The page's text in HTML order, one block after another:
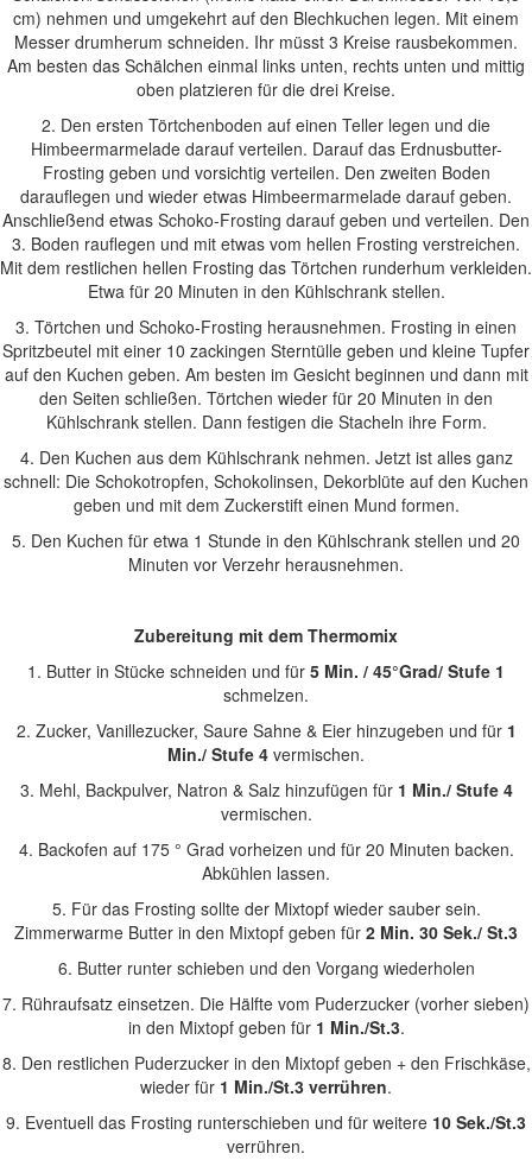
cm) nehmen und umgekehrt auf den Blechkuchen legen. Mit einem
Messer drumherum schneiden. Ihr müsst 3 Kreise rausbekommen.
Am besten das Schälchen einmal links unten, rechts unten und mittig
oben platzieren für die drei Kreise.
2. Den ersten Törtchenboden auf einen Teller legen und die
Himbeermarmelade darauf verteilen. Darauf das Erdnusbutter-
Frosting geben und vorsichtig verteilen. Den zweiten Boden
darauflegen und wieder etwas Himbeermarmelade darauf geben.
Anschließend etwas Schoko-Frosting darauf geben und verteilen. Den
3. Boden rauflegen und mit etwas vom hellen Frosting verstreichen.
Mit dem restlichen hellen Frosting das Törtchen runderhum verkleiden.
Etwa für 20 Minuten in den Kühlschrank stellen.
3. Törtchen und Schoko-Frosting herausnehmen. Frosting in einen
Spritzbeutel mit einer 10 zackingen Sterntülle geben und kleine Tupfer
auf den Kuchen geben. Am besten im Gesicht beginnen und dann mit
den Seiten schließen. Törtchen wieder für 20 Minuten in den
Kühlschrank stellen. Dann festigen die Stacheln ihre Form.
4. Den Kuchen aus dem Kühlschrank nehmen. Jetzt ist alles ganz
schnell: Die Schokotropfen, Schokolinsen, Dekorblüte auf den Kuchen
geben und mit dem Zuckerstift einen Mund formen.
5. Den Kuchen für etwa 1 Stunde in den Kühlschrank stellen und 20
Minuten vor Verzehr herausnehmen.
Zubereitung mit dem Thermomix
1. Butter in Stücke schneiden und für 5 Min. / 45°Grad/ Stufe 1
schmelzen.
2. Zucker, Vanillezucker, Saure Sahne & Eier hinzugeben und für 1
Min./ Stufe 4 vermischen.
3. Mehl, Backpulver, Natron & Salz hinzufügen für1 Min./ Stufe 4
vermischen.
4. Backofen auf 175 ° Grad vorheizen und für 20 Minuten backen.
Abkühlen lassen.
5. Für das Frosting sollte der Mixtopf wieder sauber sein.
Zimmerwarme Butter in den Mixtopf geben für 2 Min. 30 Sek./ St.3
6. Butter runter schieben und den Vorgang wiederholen
7. Rühraufsatz einsetzen. Die Hälfte vom Puderzucker (vorher sieben)
in den Mixtopf geben für 1 Min./St.3.
8. Den restlichen Puderzucker in den Mixtopf geben + den Frischkäse,
wieder für 1 Min./St.3 verrühren.
9. Eventuell das Frosting runterschieben und für weitere 10 Sek./St.3
verrühren.